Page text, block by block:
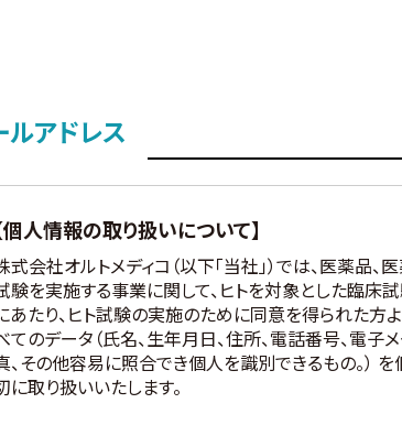
ルアドレス
個人情報の取り扱いについて】
式会社オルトメディコ（以下「当社」）では、医薬品
験を実施する事業に関して、ヒトを対象とした臨床
あたり、ヒト試験の実施のために同意を得られた方
てのデータ（氏名、生年月日、住所、電話番号、電子
、その他容易に照合でき個人を識別できるもの。）
に取り扱いいたします。